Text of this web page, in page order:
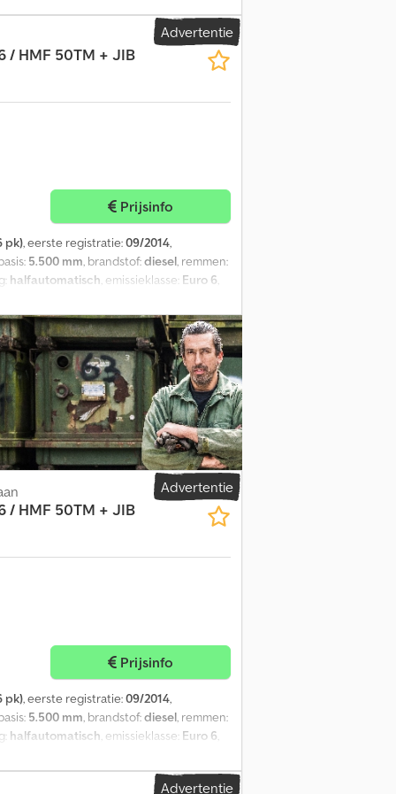
= Technische informatie Aantal
kg Max. aslast achter: 11500 kg
Max. trekgewicht: 50.000 kg Interieur
Advertentie
/ HMF 50TM + JIB
Prijsinfo
pk), eerste registratie:09/2014,
5.500 mm, brandstof:diesel, remmen:
halfautomatisch, emissieklasse: Euro 6,
, Uitrusting:ABS, AdBlue,
vergrendeling, cruise control,
tractieregeling, = Verdere
- Verwarming - Automatische
- Achteruitrijcamera - Schijfremmen
= Opmerkingen = Scania
m - 4.780 kg 10,30 m - 3.700 kg 12,30 m -
21,20 m - 990 kg 22,80 m - 900 kg 24,60
informatie = Technische informatie
1: Bandenmaat: 385/55R22.5;
385/55R22.5; Stuurbare as;
315/60R22.5; Dubbele banden;
rechts binnen: 20%; Bandenprofiel
links: 75%; Bandenprofiel
37.000 kg Functioneel Kraan: HMF
/ HMF 50TM + JIB / NL =
Versteijnen (NL-DE-GB) / Wouter
correcte informatie te verstrekken.
Advertentie
/ HMF 50TM + JIB
Prijsinfo
pk), eerste registratie:09/2014,
5.500 mm , brandstof:diesel , remmen:
halfautomatisch , emissieklasse: Euro 6
, Uitrusting:ABS, AdBlue,
Advertentie